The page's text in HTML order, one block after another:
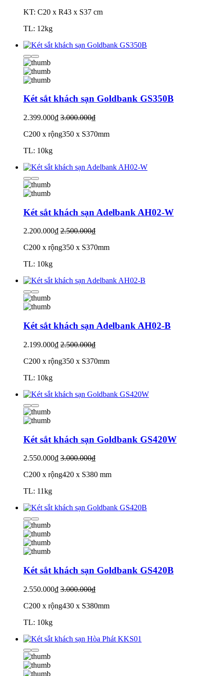
KT: C20 x R43 x S37 cm
TL: 12kg
Két sắt khách sạn Goldbank GS350B
2.399.000₫ 3.000.000₫
C200 x rộng350 x S370mm
TL: 10kg
Két sắt khách sạn Adelbank AH02-W
2.200.000₫ 2.500.000₫
C200 x rộng350 x S370mm
TL: 10kg
Két sắt khách sạn Adelbank AH02-B
2.199.000₫ 2.500.000₫
C200 x rộng350 x S370mm
TL: 10kg
Két sắt khách sạn Goldbank GS420W
2.550.000₫ 3.000.000₫
C200 x rộng420 x S380 mm
TL: 11kg
Két sắt khách sạn Goldbank GS420B
2.550.000₫ 3.000.000₫
C200 x rộng430 x S380mm
TL: 10kg